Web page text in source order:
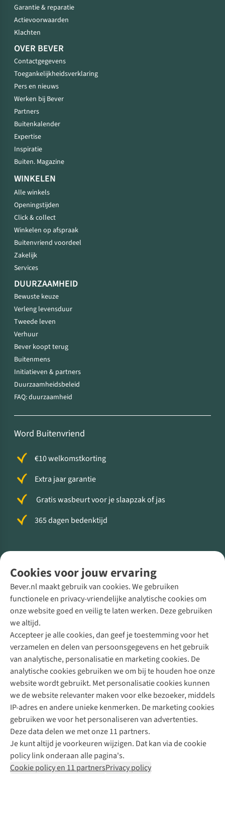
Cookies voor jouw ervaring
Bever.nl maakt gebruik van cookies. We gebruiken
functionele en privacy-vriendelijke analytische cookies om
onze website goed en veilig te laten werken. Deze gebruiken
we altijd.
Accepteer je alle cookies, dan geef je toestemming voor het
verzamelen en delen van persoonsgegevens en het gebruik
van analytische, personalisatie en marketing cookies. De
analytische cookies gebruiken we om bij te houden hoe onze
website wordt gebruikt. Met personalisatie cookies kunnen
we de website relevanter maken voor elke bezoeker, middels
IP-adres en andere unieke kenmerken. De marketing cookies
gebruiken we voor het personaliseren van advertenties.
Deze data delen we met onze 11 partners.
Je kunt altijd je voorkeuren wijzigen. Dat kan via de cookie
policy link onderaan alle pagina's.
Cookie policy en 11 partnersPrivacy policy
Garantie & reparatie
Actievoorwaarden
Klachten
OVER BEVER
Contactgegevens
Toegankelijkheidsverklaring
Pers en nieuws
Werken bij Bever
Partners
Buitenkalender
Expertise
Inspiratie
Buiten. Magazine
WINKELEN
Alle winkels
Openingstijden
Click & collect
Winkelen op afspraak
Buitenvriend voordeel
Zakelijk
Services
DUURZAAMHEID
Bewuste keuze
Verleng levensduur
Tweede leven
Verhuur
Bever koopt terug
Buitenmens
Initiatieven & partners
Duurzaamheidsbeleid
FAQ: duurzaamheid
Word Buitenvriend
€10 welkomstkorting
Extra jaar garantie
Gratis wasbeurt voor je slaapzak of jas
365 dagen bedenktijd
Direct advies van een Buitenexpert
+31 (0)85 888 50 88
+31 6 12 28 49 80
Contactformulier